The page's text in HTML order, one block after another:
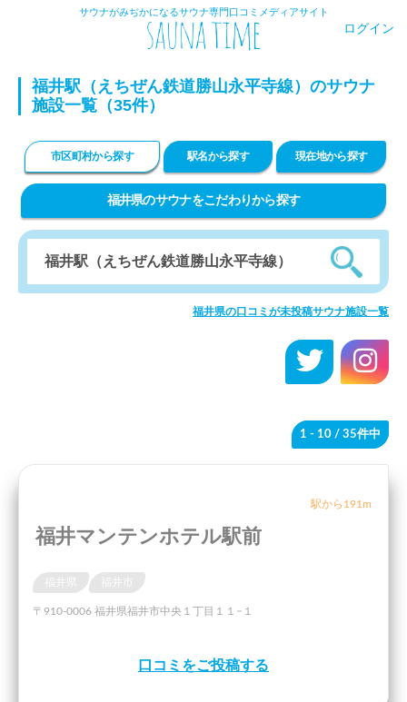
サウナがみぢかになるサウナ専門口コミメディアサイト
ログイン
福井駅（えちぜん鉄道勝山永平寺線）のサウナ
施設一覧（35件）
市区町村から探す 駅名から探す 現在地から探す
福井県のサウナをこだわりから探す
福井県の口コミが未投稿サウナ施設一覧
1 - 10 / 35件中
駅から191m
福井マンテンホテル駅前
〒910-0006 福井県福井市中央１丁目１１−１
口コミをご投稿する